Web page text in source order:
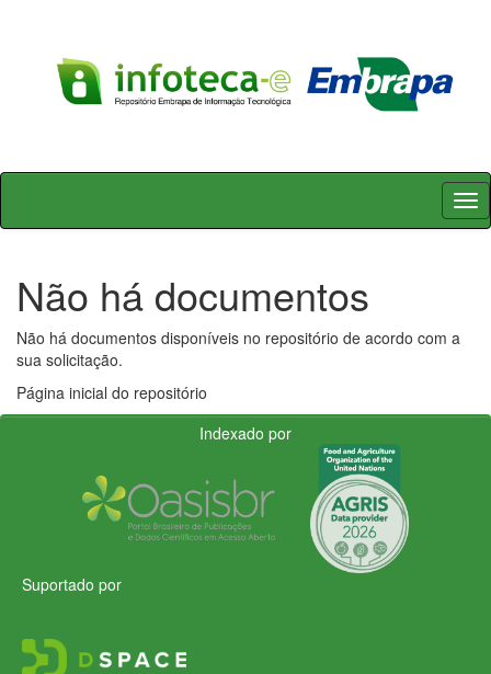
Skip
Não há documentos
Não há documentos disponíveis no repositório de acordo com a
sua solicitação.
Página inicial do repositório
Indexado por
Suportado por